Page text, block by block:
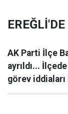
AK Parti İlçe
ayrıldı...
görev